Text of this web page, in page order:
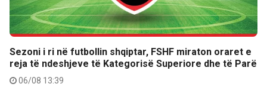
Sezoni i ri në futbollin shqiptar, FSHF miraton oraret e
reja të ndeshjeve të Kategorisë Superiore dhe të Parë
06/08 13:39